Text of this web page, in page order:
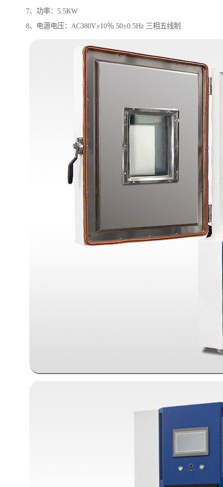
7、功率：5.5KW
8、电源电压：AC380V±10％ 50±0.5Hz 三相五线制